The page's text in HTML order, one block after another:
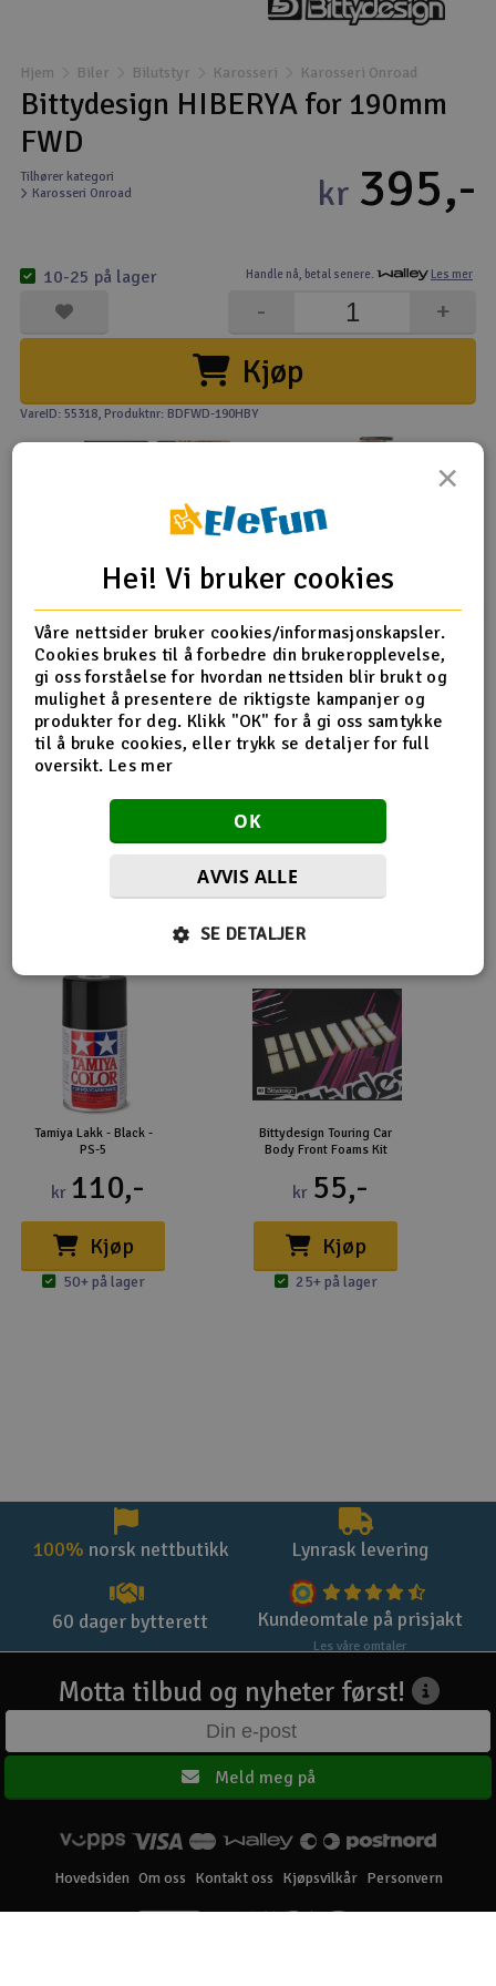
Droner
Droner for FPV
Fly
Helikopter
Kamerautstyr
Modellbygging, LEGO & byggesett
Modelljernbane
Radioutstyr
Raketter
Smarthjem, lek & hobby
Solenergi
Sparkesykler & elkjøretøy
Verktøy, utstyr & tilbehør
Hjem Biler Bilutstyr Karosseri Karosseri Onroad
Bittydesign HIBERYA for 190mm
FWD
Tilhører kategori
Karosseri Onroad
Handle nå, betal senere. Les mer
kr 395,-
Kjøp
+
-
10-25 på lager
VareID: 55318, Produktnr: BDFWD-190HBY
Produktinformasjon
Bittydesign HIBERYA for 190mm FWD. Leveres ulakkert
med maskering og dekaler inkludert.
Flere så også på
Tamiya Lakk - Black -
PS-5
kr 110,-
Kjøp
50+ på lager
Bittydesign Touring Car
Body Front Foams Kit
kr 55,-
Kjøp
25+ på lager
100% norsk nettbutikk Lynrask levering
60 dager bytterett Kundeomtale på prisjakt
Les våre omtaler
Motta tilbud og nyheter først!
Meld meg på
Hovedsiden Om oss Kontakt oss Kjøpsvilkår Personvern
×
Hei! Vi bruker cookies
Våre nettsider bruker cookies/informasjonskapsler.
Cookies brukes til å forbedre din brukeropplevelse,
gi oss forståelse for hvordan nettsiden blir brukt og
mulighet å presentere de riktigste kampanjer og
produkter for deg. Klikk "OK" for å gi oss samtykke
til å bruke cookies, eller trykk se detaljer for full
oversikt. Les mer
OK
AVVIS ALLE
SE DETALJER